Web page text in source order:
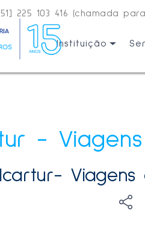
225 103 416 (chamada
Instituição
-
Viagens